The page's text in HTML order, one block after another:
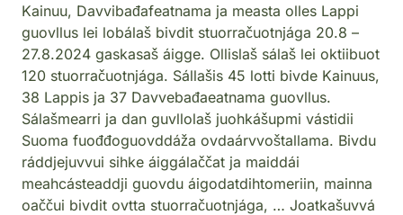
Kainuu, Davvibađafeatnama ja measta olles Lappi
guovllus lei lobálaš bivdit stuorračuotnjága 20.8 –
27.8.2024 gaskasaš áigge. Ollislaš sálaš lei oktiibuot
120 stuorračuotnjága. Sállašis 45 lotti bivde Kainuus,
38 Lappis ja 37 Davvebađaeatnama guovllus.
Sálašmearri ja dan guvllolaš juohkášupmi vástidii
Suoma fuođđoguovddáža ovdaárvvoštallama. Bivdu
ráddjejuvvui sihke áiggálaččat ja maiddái
meahcásteaddji guovdu áigodatdihtomeriin, mainna
oaččui bivdit ovtta stuorračuotnjága, … Joatkašuvvá